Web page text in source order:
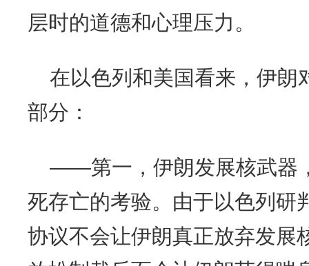
层时的道德和心理压力。
在以色列和美国看来，伊朗
部分：
——第一，伊朗发展核武器
死存亡的考验。由于以色列研
协议不会让伊朗真正放弃发展